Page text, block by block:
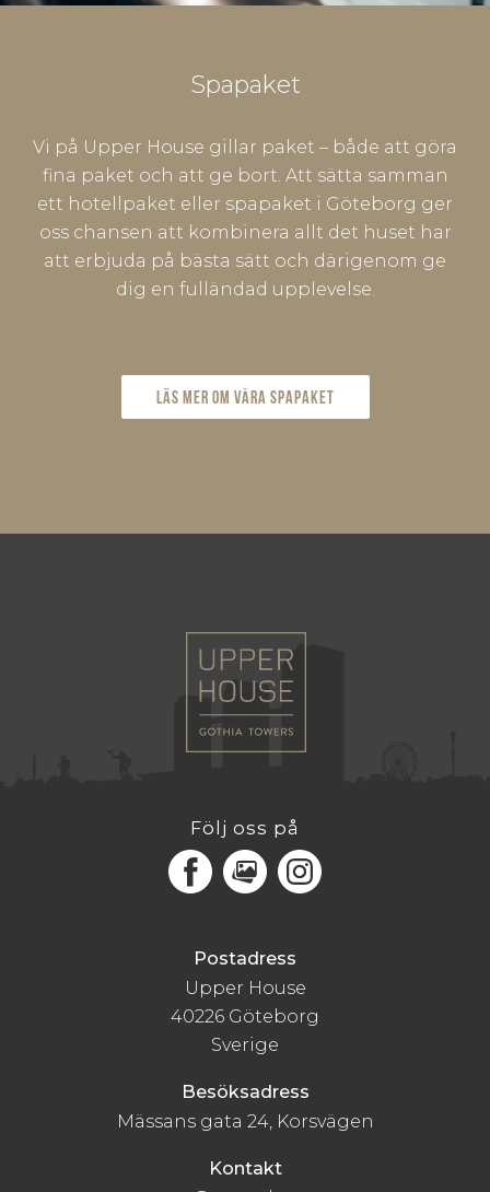
Spapaket
Vi på Upper House gillar paket – både att göra
fina paket och att ge bort. Att sätta samman
ett hotellpaket eller spapaket i Göteborg ger
oss chansen att kombinera allt det huset har
att erbjuda på bästa sätt och därigenom ge
dig en fulländad upplevelse.
Läs mer om våra spapaket
Följ oss på
FacebookMediaPortal
Instagram
Postadress
Upper House
40226 Göteborg
Sverige
Besöksadress
Mässans gata 24, Korsvägen
Kontakt